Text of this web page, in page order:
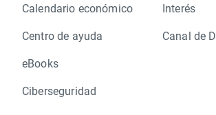
Calendario económico
Centro de ayuda
eBooks
Ciberseguridad
Interés
Canal de